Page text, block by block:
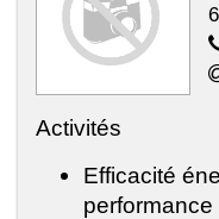
Activités
Efficacité